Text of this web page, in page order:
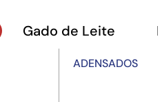
Gado de Leite
ADENSADOS